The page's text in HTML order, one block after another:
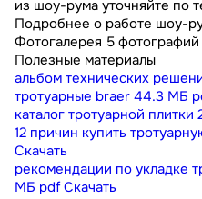
из шоу-рума уточняйте по
Подробнее о работе шоу-
Фотогалерея 5 фотографий
Полезные материалы
альбом технических
тротуарные braer 44.3 МБ
каталог тротуарной плитки
12 причин купить
Скачать
рекомендации по укладке
МБ pdf Скачать